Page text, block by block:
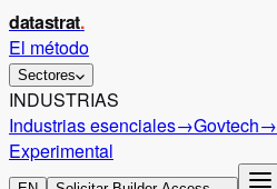
datastrat.
El método
Sectores
INDUSTRIAS
Industrias esenciales→Govtech→
Experimental